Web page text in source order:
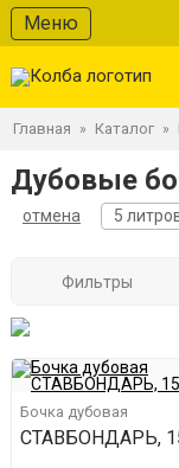
Меню
Главная » Каталог »
Дубовые
отмена 5
Фильтры
Бочка дубовая
СТАВБОНДАРЬ,